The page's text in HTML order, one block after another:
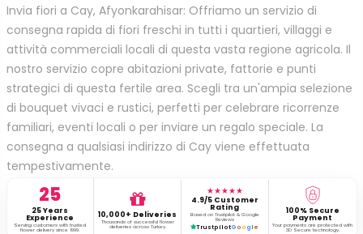
Invia fiori a Cay, Afyonkarahisar: Offriamo un servizio di
consegna rapida di fiori freschi in tutti i quartieri, villaggi e
attività commerciali locali di questa vasta regione agricola. Il
nostro servizio copre abitazioni private, fattorie e punti
strategici di questa fertile area. Scegli tra un'ampia selezione
di bouquet vivaci e rustici, perfetti per celebrare ricorrenze
familiari, eventi locali o per inviare un regalo speciale. La
consegna a qualsiasi indirizzo di Cay viene effettuata
tempestivamente.
25
25 Years
Experience
Serving customers with trusted
flower delivery since 1999.
10,000+ Deliveries
Thousands of successful flower
deliveries across Turkey.
★★★★★
4.9/5 Customer
Rating
Based on Trustpilot & Google
Reviews
TrustpilotG o o g l e
100% Secure
Payment
Your payments are protected with
3D Secure technology.